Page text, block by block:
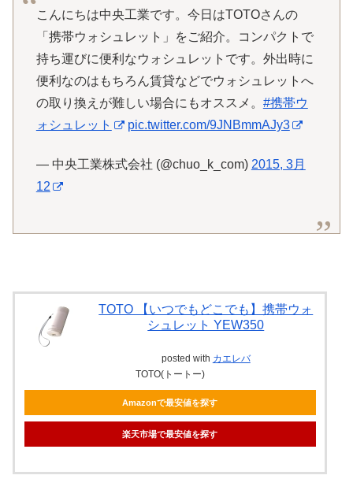
こんにちは中央工業です。今日はTOTOさんの
「携帯ウォシュレット」をご紹介。コンパクトで
持ち運びに便利なウォシュレットです。外出時に
便利なのはもちろん賃貸などでウォシュレットへ
の取り換えが難しい場合にもオススメ。 #携帯ウ
ォシュレット
pic.twitter.com/9JNBmmAJy3
— 中央工業株式会社 (@chuo_k_com) 2015, 3月
12
TOTO 【いつでもどこでも】携帯ウォ
シュレット YEW350
posted with カエレバ
TOTO(トートー)
Amazonで最安値を探す
楽天市場で最安値を探す